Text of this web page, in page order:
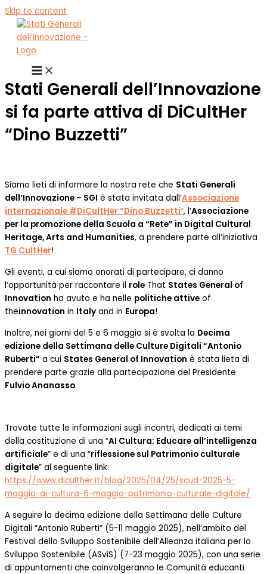
Skip to content
Stati Generali dell’Innovazione
si fa parte attiva di DiCultHer
“Dino Buzzetti”
Siamo lieti di informare la nostra rete che Stati Generali
dell’Innovazione – SGI è stata invitata dall’Associazione
internazionale #DiCultHer “Dino Buzzetti“, l’Associazione
per la promozione della Scuola a “Rete” in Digital Cultural
Heritage, Arts and Humanities, a prendere parte all’iniziativa
TG CultHer!
Gli eventi, a cui siamo onorati di partecipare, ci danno
l’opportunità per raccontare il role That States General of
Innovation ha avuto e ha nelle politiche attive of
theinnovation in Italy and in Europa!
Inoltre, nei giorni del 5 e 6 maggio si è svolta la Decima
edizione della Settimana delle Culture Digitali “Antonio
Ruberti” a cui States General of Innovation è stata lieta di
prendere parte grazie alla partecipazione del Presidente
Fulvio Ananasso.
Trovate tutte le informazioni sugli incontri, dedicati ai temi
della costituzione di una “AI Cultura: Educare all’intelligenza
artificiale” e di una “riflessione sul Patrimonio culturale
digitale” al seguente link:
https://www.diculther.it/blog/2025/04/25/scud-2025-5-
maggio-ai-cultura-6-maggio-patrimonio-culturale-digitale/
A seguire la decima edizione della Settimana delle Culture
Digitali “Antonio Ruberti” (5-11 maggio 2025), nell’ambito del
Festival dello Sviluppo Sostenibile dell’Alleanza italiana per lo
Sviluppo Sostenibile (ASviS) (7-23 maggio 2025), con una serie
di appuntamenti che coinvolgeranno le Comunità educanti